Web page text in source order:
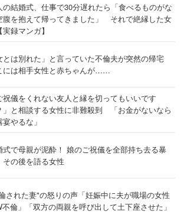
の結婚式、仕事で30分遅れたら「食べるものがな
腹を抱えて帰ってきました」 それで絶縁した女
録マンガ】
とは別れた」と言っていた不倫夫が突然の帰宅
には相手女性と赤ちゃんが……
祝儀をくれない友人と縁を切ってもいいです
」と相談する女性に非難殺到 「お金がないなら
やるな」
式で母親が泥酔！ 娘のご祝儀を全部持ち去る暴
の後を語る女性
された妻"の怒りの声「妊娠中に夫が職場の女性
不倫」「双方の両親を呼び出して土下座させた」